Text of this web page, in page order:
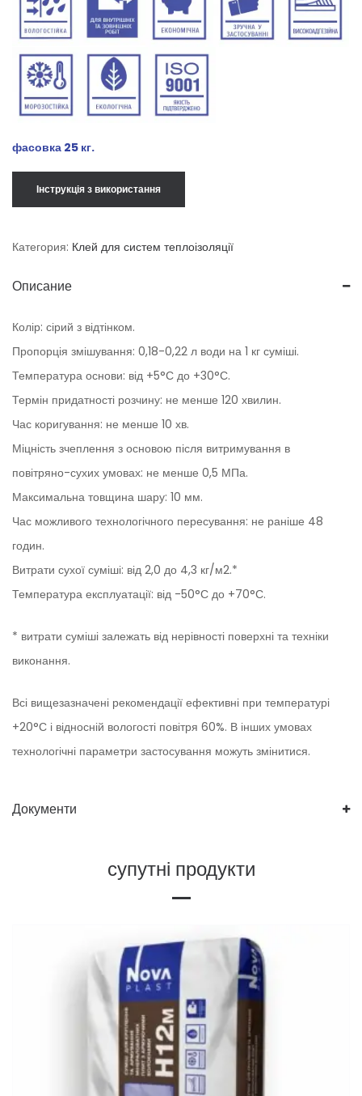
фасовка 25 кг.
Інструкція з використання
Категория: Клей для систем теплоізоляції
Описание
Колір: сірий з відтінком.
Пропорція змішування: 0,18-0,22 л води на 1 кг суміші.
Температура основи: від +5°С до +30°С.
Термін придатності розчину: не менше 120 хвилин.
Час коригування: не менше 10 хв.
Міцність зчеплення з основою після витримування в
повітряно-сухих умовах: не менше 0,5 МПа.
Максимальна товщина шару: 10 мм.
Час можливого технологічного пересування: не раніше 48
годин.
Витрати сухої суміші: від 2,0 до 4,3 кг/м2.*
Температура експлуатації: від -50°С до +70°С.
* витрати суміші залежать від нерівності поверхні та техніки
виконання.
Всі вищезазначені рекомендації ефективні при температурі
+20°С і відносній вологості повітря 60%. В інших умовах
технологічні параметри застосування можуть змінитися.
Документи
супутні продукти